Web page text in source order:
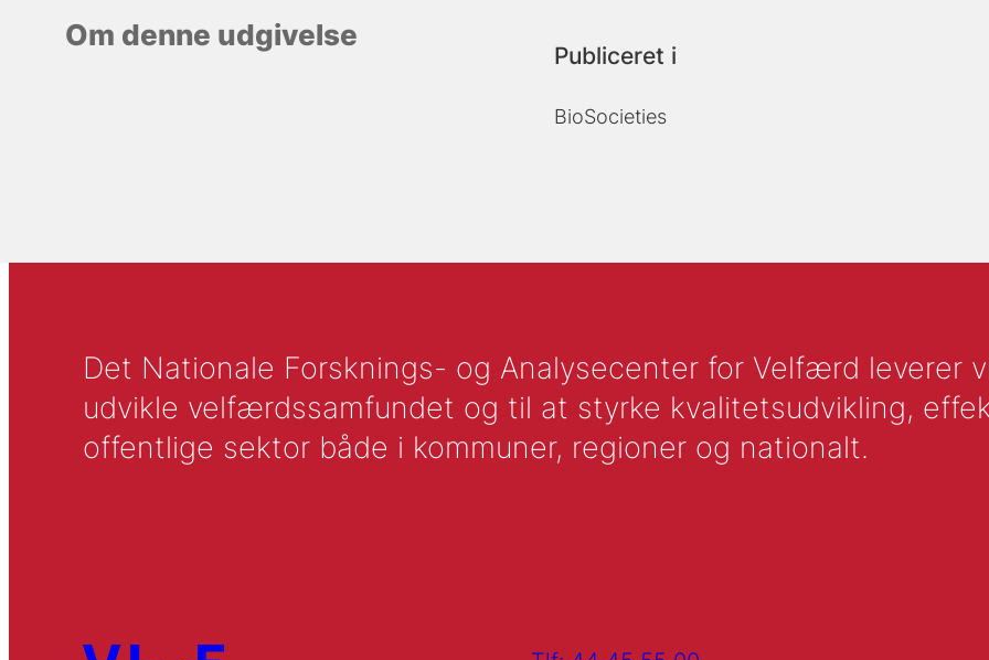
Om denne udgivelse
Publiceret i
BioSocieties
Det Nationale Forsknings- og Analysecenter for Velfærd leverer
udvikle velfærdssamfundet og til at styrke kvalitetsudvikling,
offentlige sektor både i kommuner, regioner og nationalt.